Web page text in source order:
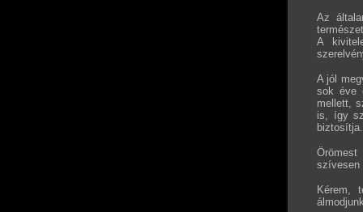
Az
A
A jól
sok éve
mellett,
is, így
biztosítja.
szívesen
Kérem,